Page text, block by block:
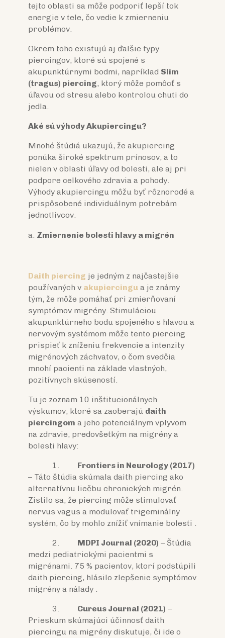
tejto oblasti sa môže podporiť lepší tok
energie v tele, čo vedie k zmierneniu
problémov.
Okrem toho existujú aj ďalšie typy
piercingov, ktoré sú spojené s
akupunktúrnymi bodmi, napríklad Slim
(tragus) piercing, ktorý môže pomôcť s
úľavou od stresu alebo kontrolou chuti do
jedla.
Aké sú výhody Akupiercingu?
Mnohé štúdiá ukazujú, že akupiercing
ponúka široké spektrum prínosov, a to
nielen v oblasti úľavy od bolesti, ale aj pri
podpore celkového zdravia a pohody.
Výhody akupiercingu môžu byť rôznorodé a
prispôsobené individuálnym potrebám
jednotlivcov.
Zmiernenie bolesti hlavy a migrén
Daith piercing je jedným z najčastejšie
používaných v akupiercingua je známy
tým, že môže pomáhať pri zmierňovaní
symptómov migrény. Stimuláciou
akupunktúrneho bodu spojeného s hlavou a
nervovým systémom môže tento piercing
prispieť k zníženiu frekvencie a intenzity
migrénových záchvatov, o čom svedčia
mnohí pacienti na základe vlastných,
pozitívnych skúseností.
Tu je zoznam 10 inštitucionálnych
výskumov, ktoré sa zaoberajú daith
piercingom a jeho potenciálnym vplyvom
na zdravie, predovšetkým na migrény a
bolesti hlavy:
1. Frontiers in Neurology (2017)
– Táto štúdia skúmala daith piercing ako
alternatívnu liečbu chronických migrén.
Zistilo sa, že piercing môže stimulovať
nervus vagus a modulovať trigeminálny
systém, čo by mohlo znížiť vnímanie bolesti .
2. MDPI Journal (2020) – Štúdia
medzi pediatrickými pacientmi s
migrénami. 75 % pacientov, ktorí podstúpili
daith piercing, hlásilo zlepšenie symptómov
migrény a nálady .
3. Cureus Journal (2021) –
Prieskum skúmajúci účinnosť daith
piercingu na migrény diskutuje, či ide o